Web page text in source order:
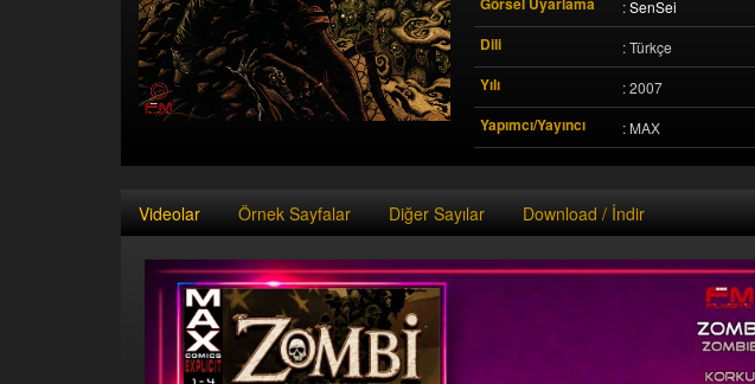
:SenSei
Dili : Türkçe
Yılı : 2007
Yapımcı/Yayıncı : MAX
Videolar Örnek Sayfalar Diğer Sayılar Download / İndir